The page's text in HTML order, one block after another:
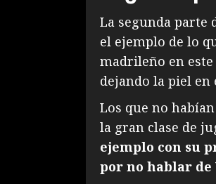
La segunda parte
el ejemplo de lo
madrileño en este
dejando la piel
Los que no
la gran clase de
ejemplo con su
por no hablar de